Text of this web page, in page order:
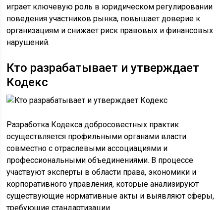
играет ключевую роль в юридическом регулировании
поведения участников рынка, повышает доверие к
организациям и снижает риск правовых и финансовых
нарушений.
Кто разрабатывает и утверждает
Кодекс
Разработка Кодекса добросовестных практик
осуществляется профильными органами власти
совместно с отраслевыми ассоциациями и
профессиональными объединениями. В процессе
участвуют эксперты в области права, экономики и
корпоративного управления, которые анализируют
существующие нормативные акты и выявляют сферы,
требующие стандартизации.